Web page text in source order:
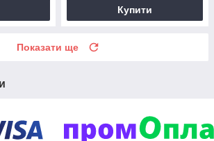
Купити
Показати ще